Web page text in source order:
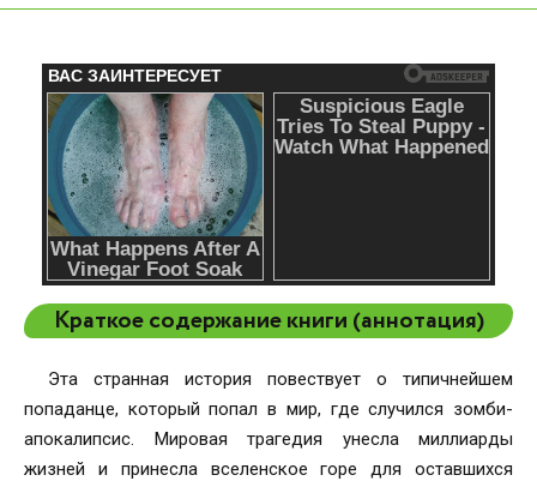
Краткое содержание книги (аннотация)
Эта странная история повествует о типичнейшем
попаданце, который попал в мир, где случился зомби-
апокалипсис. Мировая трагедия унесла миллиарды
жизней и принесла вселенское горе для оставшихся